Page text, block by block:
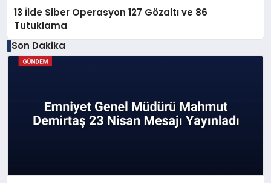
13 İlde Siber Operasyon 127 Gözaltı ve 86
Tutuklama
Son Dakika